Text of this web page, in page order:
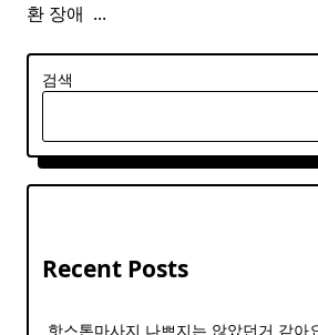
환 장애 ​ ...
검색
Recent Posts
핫스톤마사지 나쁘지는 않았던거 같아